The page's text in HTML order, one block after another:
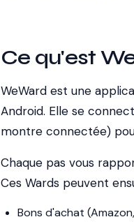
Ce qu'est
WeWard est une
Android. Elle se
montre connectée)
Chaque pas vous
Ces Wards peuvent
Bons d'achat